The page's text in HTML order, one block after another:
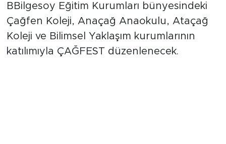
BBilgesoy Eğitim Kurumları bünyesindeki
Çağfen Koleji, Anaçağ Anaokulu, Ataçağ
Koleji ve Bilimsel Yaklaşım kurumlarının
katılımıyla ÇAĞFEST düzenlenecek.